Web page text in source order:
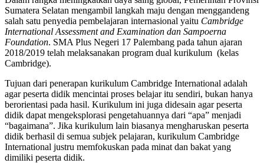
Sumatera Selatan mengambil langkah maju dengan menggandeng
salah satu penyedia pembelajaran internasional yaitu Cambridge
International Assessment and Examination dan Sampoerna
Foundation. SMA Plus Negeri 17 Palembang pada tahun ajaran
2018/2019 telah melaksanakan program dual kurikulum (kelas
Cambridge).
Tujuan dari penerapan kurikulum Cambridge International adalah
agar peserta didik mencintai proses belajar itu sendiri, bukan hanya
berorientasi pada hasil. Kurikulum ini juga didesain agar peserta
didik dapat mengeksplorasi pengetahuannya dari “apa” menjadi
“bagaimana”. Jika kurikulum lain biasanya mengharuskan peserta
didik berhasil di semua subjek pelajaran, kurikulum Cambridge
International justru memfokuskan pada minat dan bakat yang
dimiliki peserta didik.